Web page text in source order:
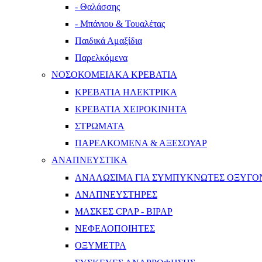
- Θαλάσσης
- Μπάνιου & Τουαλέτας
Παιδικά Αμαξίδια
Παρελκόμενα
ΝΟΣΟΚΟΜΕΙΑΚΑ ΚΡΕΒΑΤΙΑ
ΚΡΕΒΑΤΙΑ ΗΛΕΚΤΡΙΚΑ
ΚΡΕΒΑΤΙΑ ΧΕΙΡΟΚΙΝΗΤΑ
ΣΤΡΩΜΑΤΑ
ΠΑΡΕΛΚΟΜΕΝΑ & ΑΞΕΣΟΥΑΡ
ΑΝΑΠΝΕΥΣΤΙΚΑ
ΑΝΑΛΩΣΙΜΑ ΓΙΑ ΣΥΜΠΥΚΝΩΤΕΣ
ΑΝΑΠΝΕΥΣΤΗΡΕΣ
ΜΑΣΚΕΣ CPAP - BIPAP
ΝΕΦΕΛΟΠΟΙΗΤΕΣ
ΟΞΥΜΕΤΡΑ